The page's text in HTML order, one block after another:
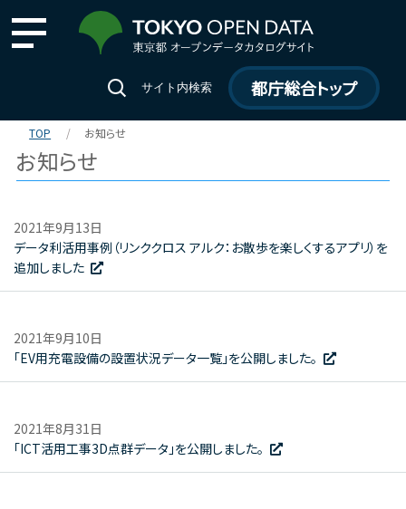
サイト内検索 都庁総合トップ
TOP お知らせ
お知らせ
2021年9月13日
データ利活用事例（リンククロス アルク：お散歩を楽しくするアプリ）を
追加しました
2021年9月10日
「EV用充電設備の設置状況データ一覧」を公開しました。
2021年8月31日
「ICT活用工事3D点群データ」を公開しました。